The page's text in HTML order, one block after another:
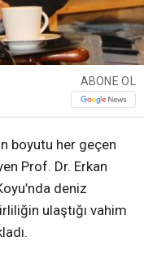
ABONE OL
boyutu her geçen
Prof. Dr. Erkan
deniz
ulaştığı vahim